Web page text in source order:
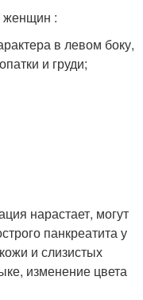
женщин :
в левом боку,
и груди;
нарастает, могут
панкреатита у
и слизистых
изменение цвета